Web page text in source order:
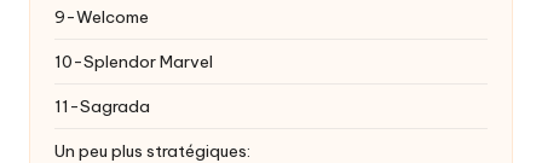
9-Welcome
10-Splendor Marvel
11-Sagrada
Un peu plus stratégiques: